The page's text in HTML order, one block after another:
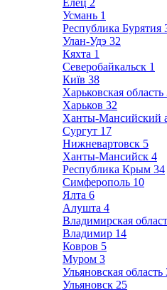
Елец 2
Усмань 1
Республика Бурятия
Улан-Удэ 32
Кяхта 1
Северобайкальск 1
Київ 38
Харьковская область
Харьков 32
Ханты-Мансийский
Сургут 17
Нижневартовск 5
Ханты-Мансийск 4
Республика Крым 34
Симферополь 10
Ялта 6
Алушта 4
Владимирская
Владимир 14
Ковров 5
Муром 3
Ульяновская область
Ульяновск 25